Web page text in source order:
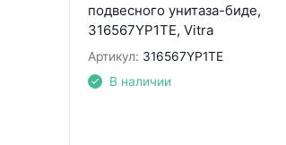
подвесного унитаза-биде,
316567YP1TE, Vitra
Артикул: 316567YP1TE
В наличии